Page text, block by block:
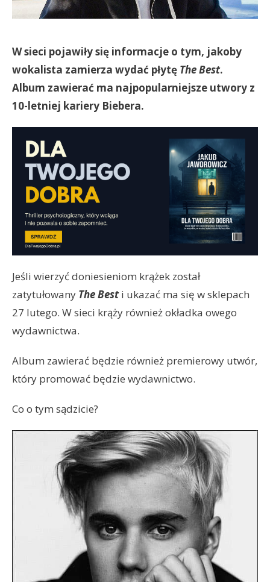
W sieci pojawiły się informacje o tym, jakoby
wokalista zamierza wydać płytę The Best.
Album zawierać ma najpopularniejsze utwory z
10-letniej kariery Biebera.
Jeśli wierzyć doniesieniom krążek został
zatytułowany The Besti ukazać ma się w sklepach
27 lutego. W sieci krąży również okładka owego
wydawnictwa.
Album zawierać będzie również premierowy utwór,
który promować będzie wydawnictwo.
Co o tym sądzicie?